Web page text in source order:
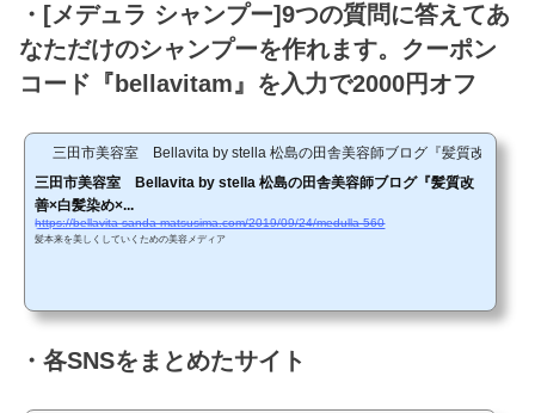
・[メデュラ シャンプー]9つの質問に答えてあ
なただけのシャンプーを作れます。クーポン
コード『bellavitam』を入力で2000円オフ
三田市美容室 Bellavita by stella 松島の田舎美容師ブログ『髪質改善×白
三田市美容室 Bellavita by stella 松島の田舎美容師ブログ『髪質改
善×白髪染め×...
https://bellavita-sanda-matsusima.com/2019/09/24/medulla-560
髪本来を美しくしていくための美容メディア
・各SNSをまとめたサイト